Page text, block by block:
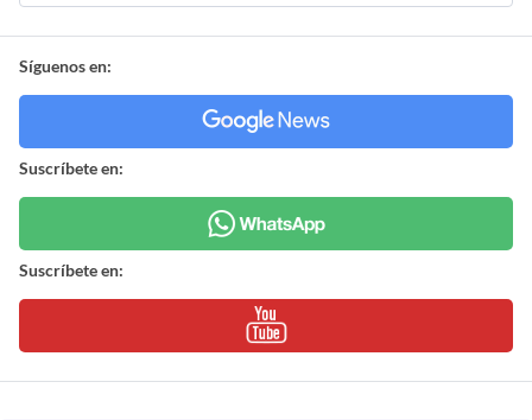
Síguenos en:
Suscríbete en:
Suscríbete en: